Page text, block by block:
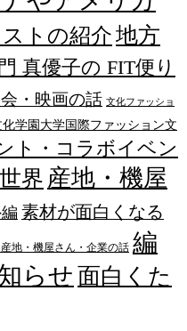
トの紹介地方
真優子の FIT便り
・映画の話 文化ファッショ
化学園大学国際ファッション文
ト・コラボイベン
界 産地・機屋
素材が面白くなる
地・機屋さん・企業の話 編
らせ 面白くた